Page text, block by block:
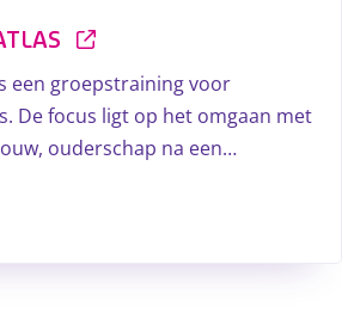
een groepstraining voor
De focus ligt op het omgaan met
ouderschap na een